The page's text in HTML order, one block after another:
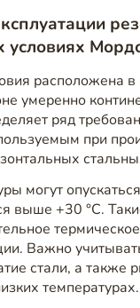
условиях
расположена в
умеренно
ряд
при
могут
выше +30 °C.
Важно
стали, а также
температурах.